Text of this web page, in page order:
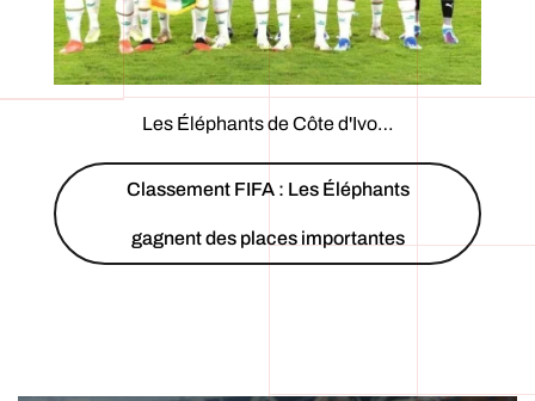
Les Éléphants de Côte d'Ivo…
Classement FIFA : Les Éléphants
gagnent des places importantes